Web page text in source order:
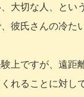
大切な人、とい
彼氏さんの冷た
上ですが、遠距
れることに対し